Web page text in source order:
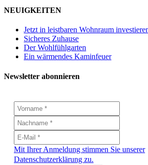
NEUIGKEITEN
Jetzt in leistbaren Wohnraum
Sicheres Zuhause
Der Wohlfühlgarten
Ein wärmendes Kaminfeuer
Newsletter abonnieren
Mit Ihrer Anmeldung stimmen Sie unserer
Datenschutzerklärung zu.